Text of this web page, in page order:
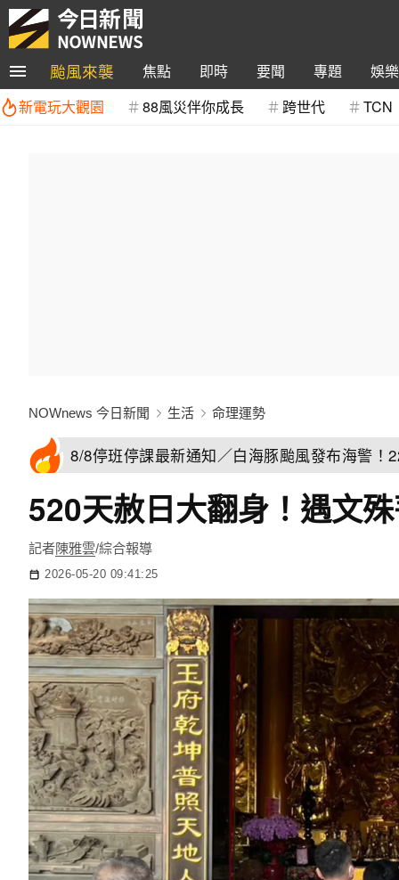
颱風來襲 焦點 即時 要聞 專題
娛樂
新電玩大觀園
88風災伴你成長 跨世代 TCN
NOWnews 今日新聞 生活 命理運勢
8/8停班停課最新通知／白海豚颱風發布海警！
520天赦日大翻身！遇文
記者陳雅雲/綜合報導
2026-05-20 09:41:25